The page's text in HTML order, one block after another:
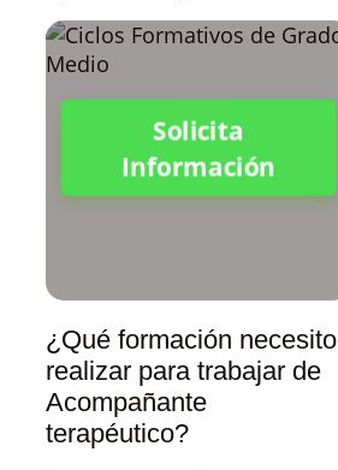
Solicita
Información
¿Qué formación necesito
realizar para trabajar de
Acompañante
terapéutico?